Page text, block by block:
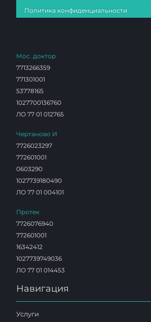
Политика конфиденциальности
Мос. доктор
7713266359
771301001
53778165
1027700136760
ЛО 77 01 012765
Чертаново И
7726023297
772601001
0603290
1027739180490
ЛО 77 01 004101
Протек
7726076940
772601001
16342412
1027739749036
ЛО 77 01 014453
Навигация
Услуги